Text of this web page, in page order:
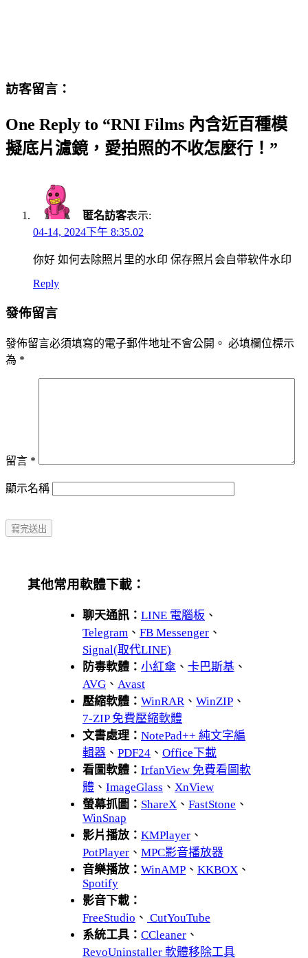
訪客留言：
One Reply to “RNI Films 內含近百種模
擬底片濾鏡，愛拍照的不收怎麼行！”
匿名訪客表示:
04-14, 2024下午 8:35.02
你好 如何去除照片里的水印 保存照片会自带软件水印
Reply
發佈留言
發佈留言必須填寫的電子郵件地址不會公開。 必填欄位標示
為 *
留言 *
顯示名稱
其他常用軟體下載：
聊天通訊： LINE 電腦板 、
Telegram 、 FB Messenger 、
Signal(取代LINE)
防毒軟體： 小紅傘 、 卡巴斯基 、
AVG 、 Avast
壓縮軟體： WinRAR 、 WinZIP 、
7-ZIP 免費壓縮軟體
文書處理： NotePad++ 純文字編
輯器 、 PDF24 、 Office下載
看圖軟體： IrfanView 免費看圖軟
體 、 ImageGlass 、 XnView
螢幕抓圖： ShareX 、 FastStone 、
WinSnap
影片播放： KMPlayer 、
PotPlayer 、 MPC影音播放器
音樂播放： WinAMP 、 KKBOX 、
Spotify
影音下載：
FreeStudio 、 CutYouTube
系統工具： CCleaner 、
RevoUninstaller 軟體移除工具